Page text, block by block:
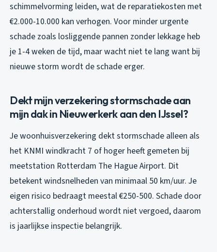
schimmelvorming leiden, wat de reparatiekosten met
€2.000-10.000 kan verhogen. Voor minder urgente
schade zoals losliggende pannen zonder lekkage heb
je 1-4 weken de tijd, maar wacht niet te lang want bij
nieuwe storm wordt de schade erger.
Dekt mijn verzekering stormschade aan
mijn dak in Nieuwerkerk aan den IJssel?
Je woonhuisverzekering dekt stormschade alleen als
het KNMI windkracht 7 of hoger heeft gemeten bij
meetstation Rotterdam The Hague Airport. Dit
betekent windsnelheden van minimaal 50 km/uur. Je
eigen risico bedraagt meestal €250-500. Schade door
achterstallig onderhoud wordt niet vergoed, daarom
is jaarlijkse inspectie belangrijk.